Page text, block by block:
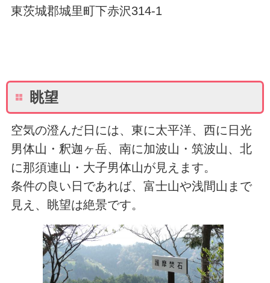
東茨城郡城里町下赤沢314-1
眺望
空気の澄んだ日には、東に太平洋、西に日光
男体山・釈迦ヶ岳、南に加波山・筑波山、北
に那須連山・大子男体山が見えます。
条件の良い日であれば、富士山や浅間山まで
見え、眺望は絶景です。